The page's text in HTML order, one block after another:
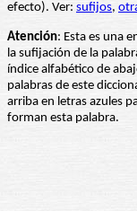
efecto). Ver: sufijos,
Atención: Esta es una
la sufijación de la
índice alfabético de
palabras de este
arriba en letras azules
forman esta palabra.